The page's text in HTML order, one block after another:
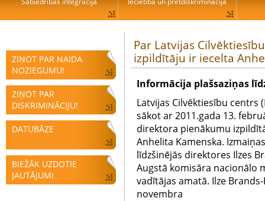
ZIŅOT PAR NAIDA
NOZIEGUMU!
ZIŅOT PAR
DISKRIMINĀCIJU!
DATUBĀZE
BIEŽĀK UZDOTIE
JAUTĀJUMI
Par Latvijas
izpildītāju ir iecelta
Informācija plašsaziņas
Latvijas Cilvēktiesību centrs
sākot ar 2011.gada 13.
direktora pienākumu
Anhelita Kamenska.
līdzšinējās direktores Ilzes
Augstā komisāra nacionālo
vadītājas amatā. Ilze
novembra